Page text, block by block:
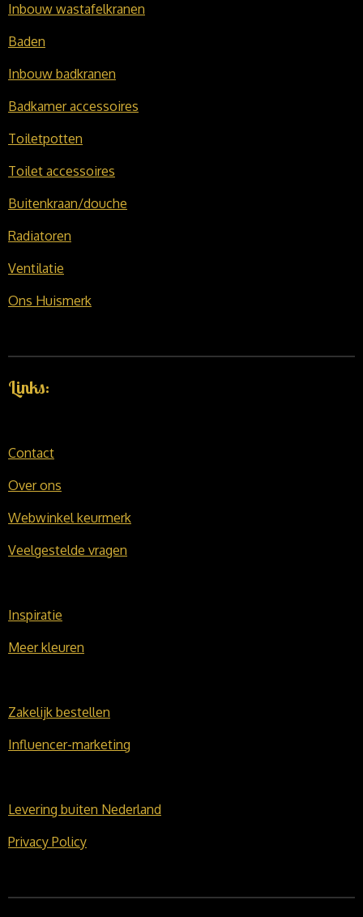
Inbouw wastafelkranen
Baden
Inbouw badkranen
Badkamer accessoires
Toiletpotten
Toilet accessoires
Buitenkraan/douche
Radiatoren
Ventilatie
Ons Huismerk
Links:
Contact
Over ons
Webwinkel keurmerk
Veelgestelde vragen
Inspiratie
Meer kleuren
Zakelijk bestellen
Influencer-marketing
Levering buiten Nederland
Privacy Policy